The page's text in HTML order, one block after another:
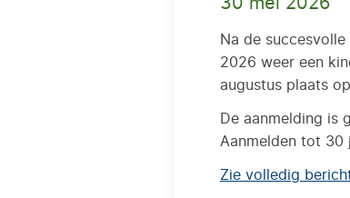
Na de
2026 weer een
augustus plaats
De aanmelding is
Aanmelden tot 30
Zie volledig